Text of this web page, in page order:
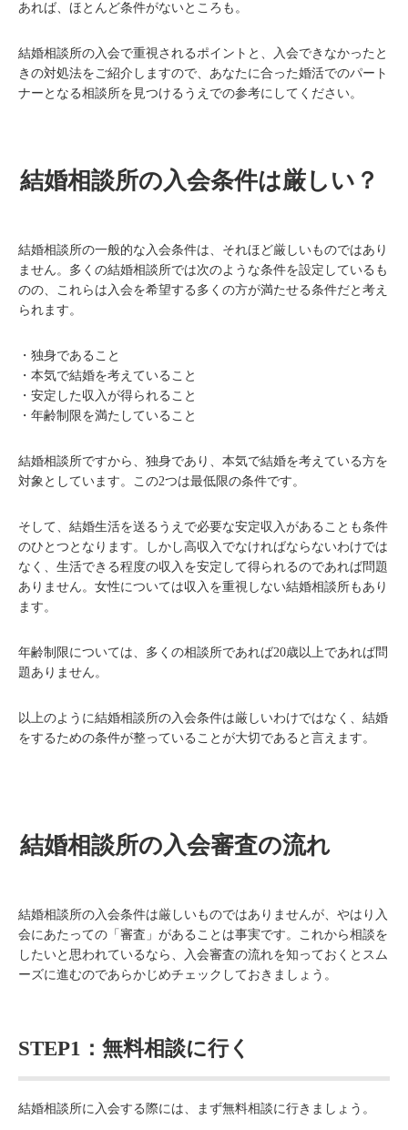
あれば、ほとんど条件がないところも。
結婚相談所の入会で重視されるポイントと、入会できなかったと
きの対処法をご紹介しますので、あなたに合った婚活でのパート
ナーとなる相談所を見つけるうえでの参考にしてください。
結婚相談所の入会条件は厳しい？
結婚相談所の一般的な入会条件は、それほど厳しいものではあり
ません。多くの結婚相談所では次のような条件を設定しているも
のの、これらは入会を希望する多くの方が満たせる条件だと考え
られます。
・独身であること
・本気で結婚を考えていること
・安定した収入が得られること
・年齢制限を満たしていること
結婚相談所ですから、独身であり、本気で結婚を考えている方を
対象としています。この2つは最低限の条件です。
そして、結婚生活を送るうえで必要な安定収入があることも条件
のひとつとなります。しかし高収入でなければならないわけでは
なく、生活できる程度の収入を安定して得られるのであれば問題
ありません。女性については収入を重視しない結婚相談所もあり
ます。
年齢制限については、多くの相談所であれば20歳以上であれば問
題ありません。
以上のように結婚相談所の入会条件は厳しいわけではなく、結婚
をするための条件が整っていることが大切であると言えます。
結婚相談所の入会審査の流れ
結婚相談所の入会条件は厳しいものではありませんが、やはり入
会にあたっての「審査」があることは事実です。これから相談を
したいと思われているなら、入会審査の流れを知っておくとスム
ーズに進むのであらかじめチェックしておきましょう。
STEP1：無料相談に行く
結婚相談所に入会する際には、まず無料相談に行きましょう。